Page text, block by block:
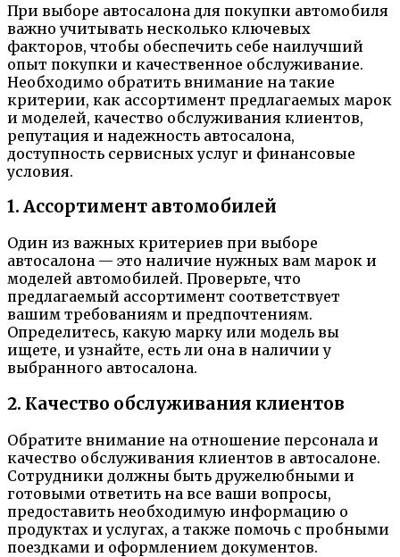
При выборе автосалона для покупки автомобиля
важно учитывать несколько ключевых
факторов, чтобы обеспечить себе наилучший
опыт покупки и качественное обслуживание.
Необходимо обратить внимание на такие
критерии, как ассортимент предлагаемых марок
и моделей, качество обслуживания клиентов,
репутация и надежность автосалона,
доступность сервисных услуг и финансовые
условия.
1. Ассортимент автомобилей
Один из важных критериев при выборе
автосалона — это наличие нужных вам марок и
моделей автомобилей. Проверьте, что
предлагаемый ассортимент соответствует
вашим требованиям и предпочтениям.
Определитесь, какую марку или модель вы
ищете, и узнайте, есть ли она в наличии у
выбранного автосалона.
2. Качество обслуживания клиентов
Обратите внимание на отношение персонала и
качество обслуживания клиентов в автосалоне.
Сотрудники должны быть дружелюбными и
готовыми ответить на все ваши вопросы,
предоставить необходимую информацию о
продуктах и услугах, а также помочь с пробными
поездками и оформлением документов.